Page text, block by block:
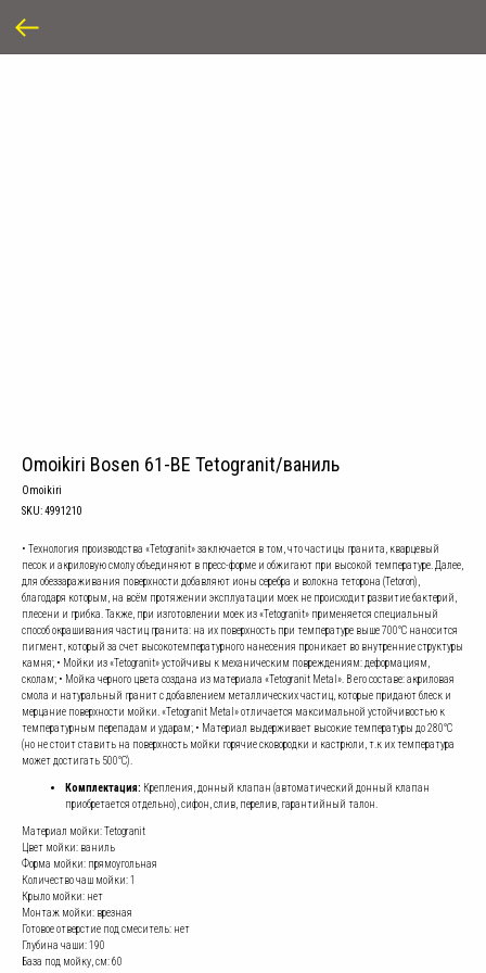
Omoikiri Bosen 61-BE Tetogranit/ваниль
Omoikiri
SKU:4991210
• Технология производства «Tetogranit» заключается в том, что частицы гранита, кварцевый
песок и акриловую смолу объединяют в пресс-форме и обжигают при высокой температуре. Далее,
для обеззараживания поверхности добавляют ионы серебра и волокна теторона (Tetoron),
благодаря которым, на всём протяжении эксплуатации моек не происходит развитие бактерий,
плесени и грибка. Также, при изготовлении моек из «Tetogranit» применяется специальный
способ окрашивания частиц гранита: на их поверхность при температуре выше 700°С наносится
пигмент, который за счет высокотемпературного нанесения проникает во внутренние структуры
камня; • Мойки из «Tetogranit» устойчивы к механическим повреждениям: деформациям,
сколам; • Мойка черного цвета создана из материала «Tetogranit Metal». В его составе: акриловая
смола и натуральный гранит с добавлением металлических частиц, которые придают блеск и
мерцание поверхности мойки. «Tetogranit Metal» отличается максимальной устойчивостью к
температурным перепадам и ударам; • Материал выдерживает высокие температуры до 280°С
(но не стоит ставить на поверхность мойки горячие сковородки и кастрюли, т.к их температура
может достигать 500°С).
Комплектация: Крепления, донный клапан (автоматический донный клапан
приобретается отдельно), сифон, слив, перелив, гарантийный талон.
Материал мойки: Tetogranit
Цвет мойки: ваниль
Форма мойки: прямоугольная
Количество чаш мойки: 1
Крыло мойки: нет
Монтаж мойки: врезная
Готовое отверстие под смеситель: нет
Глубина чаши: 190
База под мойку, см: 60